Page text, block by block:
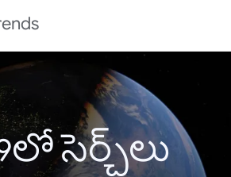
సెర్చ్‌లు